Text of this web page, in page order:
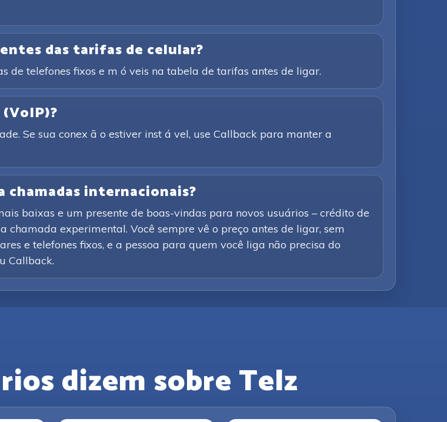
das tarifas de celular?
de telefones fixos e m ó veis na tabela de tarifas antes de ligar.
Se sua conex ã o estiver inst á vel, use Callback para manter a
chamadas internacionais?
baixas e um presente de boas-vindas para novos usuários – crédito de
chamada experimental. Você sempre vê o preço antes de ligar, sem
e telefones fixos, e a pessoa para quem você liga não precisa do
Callback.
dizem sobre Telz